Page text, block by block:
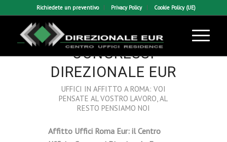
Richiedete un preventivo Privacy Policy Cookie Policy (UE)
CENTRO UFFICI E
CONGRESSI
DIREZIONALE EUR
UFFICI IN AFFITTO A ROMA: VOI
PENSATE AL VOSTRO LAVORO, AL
RESTO PENSIAMO NOI
Affitto Uffici Roma Eur: il Centro